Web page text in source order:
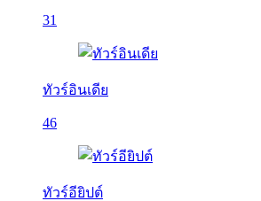
31
ทัวร์อินเดีย
46
ทัวร์อียิปต์